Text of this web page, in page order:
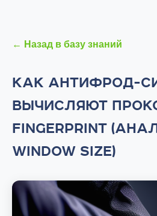
← Назад в базу знаний
КАК АНТИФРОД-
ВЫЧИСЛЯЮТ
FINGERPRINT
WINDOW SIZE)